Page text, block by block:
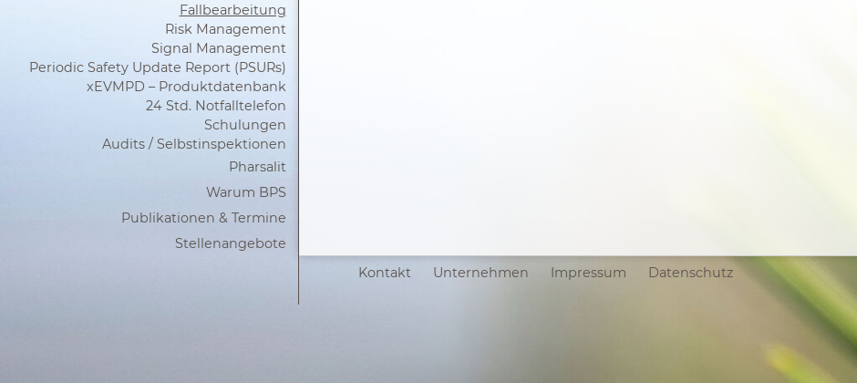
Fallbearbeitung
Risk Management
Signal Management
Periodic Safety Update Report (PSURs)
xEVMPD – Produktdatenbank
24 Std. Notfalltelefon
Schulungen
Audits / Selbstinspektionen
Pharsalit
Warum BPS
Publikationen & Termine
Stellenangebote
Kontakt Unternehmen Impressum Datenschutz